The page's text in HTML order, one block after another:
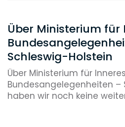
Über Ministerium für
Schleswig-Holstein
Über Ministerium für
Bundesangelegenheiten –
haben wir noch keine